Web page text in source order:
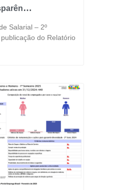
Salarial – 2º
do Relatório